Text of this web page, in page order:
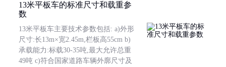
13米平板车的标准尺寸和载重参
数
13米平板车主要技术参数包括: a)外形
尺寸:长13m×宽2.45m,栏板高55cm b)
承载能力:标载30-35吨,最大允许总重
49吨 c)符合国家道路车辆外廓尺寸及